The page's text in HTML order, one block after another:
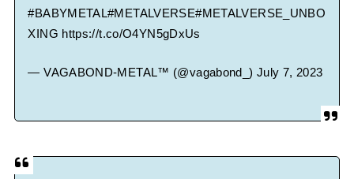
#BABYMETAL#METALVERSE#METALVERSE_UNBO
XING https://t.co/O4YN5gDxUs
— VAGABOND-METAL™ (@vagabond_) July 7, 2023